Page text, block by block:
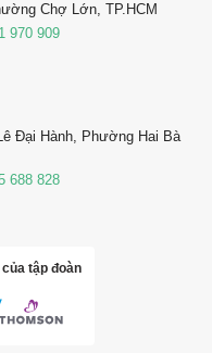
Chợ Lớn, TP.HCM
970 909
Đại Hành, Phường Hai Bà
688 828
tập đoàn